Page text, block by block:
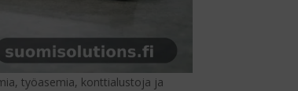
työasemia, konttialustoja ja